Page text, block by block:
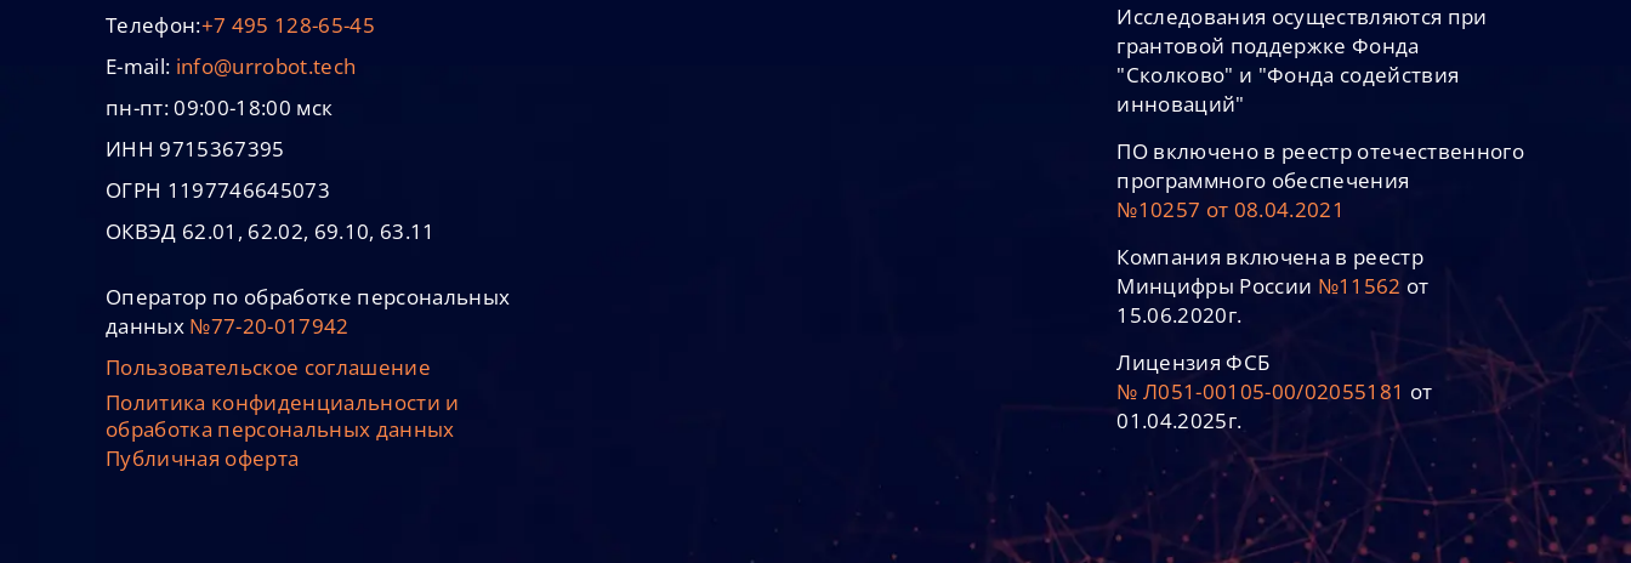
Телефон:+7 495 128-65-45
E-mail: info@urrobot.tech
пн-пт: 09:00-18:00 мск
ИНН 9715367395
ОГРН 1197746645073
ОКВЭД 62.01, 62.02, 69.10, 63.11
Оператор по обработке персональных
данных №77-20-017942
Пользовательское соглашение
Политика конфиденциальности и
обработка персональных данных
Публичная оферта
Исследования осуществляются при
грантовой поддержке Фонда
"Сколково" и "Фонда содействия
инноваций"
ПО включено в реестр отечественного
программного обеспечения
№10257 от 08.04.2021
Компания включена в реестр
Минцифры России №11562 от
15.06.2020г.
Лицензия ФСБ
№ Л051-00105-00/02055181 от
01.04.2025г.